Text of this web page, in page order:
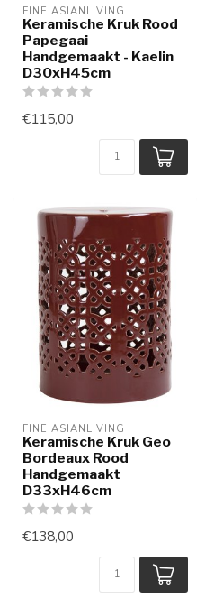
FINE ASIANLIVING
Keramische Kruk Rood
Papegaai
Handgemaakt - Kaelin
D30xH45cm
€115,00
FINE ASIANLIVING
Keramische Kruk Geo
Bordeaux Rood
Handgemaakt
D33xH46cm
€138,00